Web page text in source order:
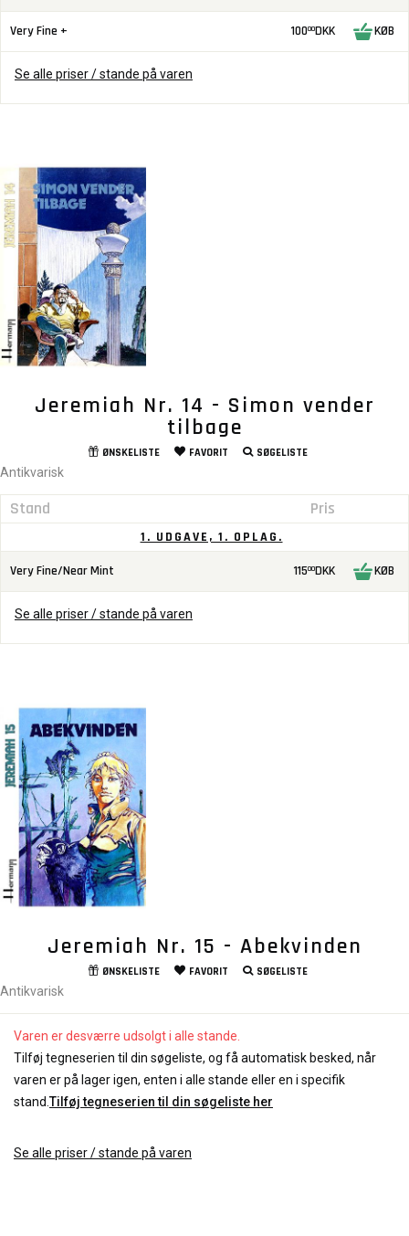
Very Fine + 10000DKK KØB
Se alle priser / stande på varen
Jeremiah Nr. 14 - Simon vender
tilbage
ØNSKELISTE FAVORIT SØGELISTE
Antikvarisk
Stand Pris
1. UDGAVE, 1. OPLAG.
Very Fine/Near Mint 11500DKK KØB
Se alle priser / stande på varen
Jeremiah Nr. 15 - Abekvinden
ØNSKELISTE FAVORIT SØGELISTE
Antikvarisk
Varen er desværre udsolgt i alle stande.
Tilføj tegneserien til din søgeliste, og få automatisk besked, når
varen er på lager igen, enten i alle stande eller en i specifik
stand. Tilføj tegneserien til din søgeliste her
Se alle priser / stande på varen